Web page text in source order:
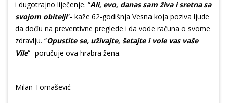
i dugotrajno liječenje. “Ali, evo, danas sam živa i sretna sa
svojom obitelji“- kaže 62-godišnja Vesna koja poziva ljude
da dođu na preventivne preglede i da vode računa o svome
zdravlju. “Opustite se, uživajte, šetajte i vole vas vaše
Vile“- poručuje ova hrabra žena.
Milan Tomašević